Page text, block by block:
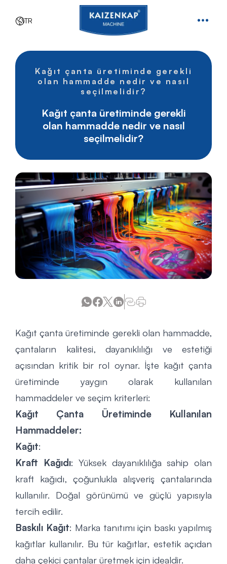
TR
Kağıt çanta üretiminde gerekli
olan hammadde nedir ve nasıl
seçilmelidir?
Kağıt çanta üretiminde gerekli
olan hammadde nedir ve nasıl
seçilmelidir?
Kağıt çanta üretiminde gerekli olan hammadde,
çantaların kalitesi, dayanıklılığı ve estetiği
açısından kritik bir rol oynar. İşte kağıt çanta
üretiminde yaygın olarak kullanılan
hammaddeler ve seçim kriterleri:
Kağıt Çanta Üretiminde Kullanılan
Hammaddeler:
Kağıt:
Kraft Kağıdı: Yüksek dayanıklılığa sahip olan
kraft kağıdı, çoğunlukla alışveriş çantalarında
kullanılır. Doğal görünümü ve güçlü yapısıyla
tercih edilir.
Baskılı Kağıt: Marka tanıtımı için baskı yapılmış
kağıtlar kullanılır. Bu tür kağıtlar, estetik açıdan
daha çekici çantalar üretmek için idealdir.